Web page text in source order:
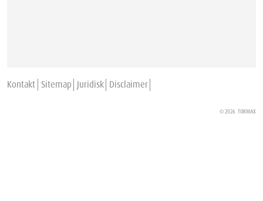
Kontakt Sitemap Juridisk Disclaimer
© 2026 TORMAX